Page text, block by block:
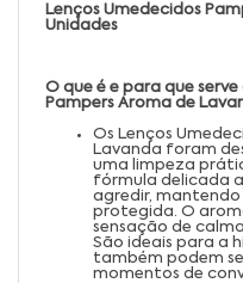
Lenços Umedecidos
Unidades
O que é e para que
Pampers Aroma de
Os Lenços
Lavanda foram
uma limpeza
fórmula delicada
agredir,
protegida. O
sensação de
São ideais para a
também podem
momentos de